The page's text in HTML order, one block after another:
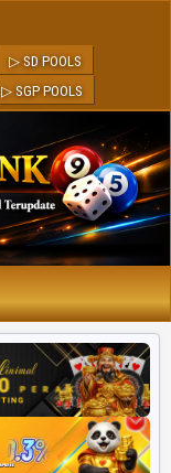
▷ SD POOLS
▷ SGP POOLS